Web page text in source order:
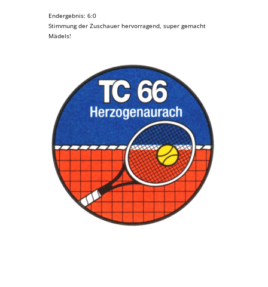
Endergebnis: 6:0
Stimmung der Zuschauer hervorragend, super gemacht
Mädels!